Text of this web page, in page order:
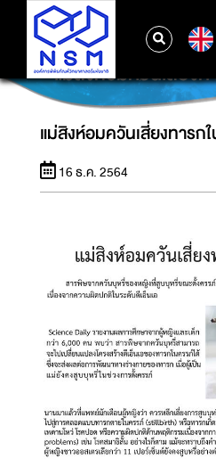
แม่สิงห์อมควันเสี่ยง
แม่สิงห์อมควันเสี่ยงทาร
16 ธ.ค. 2564